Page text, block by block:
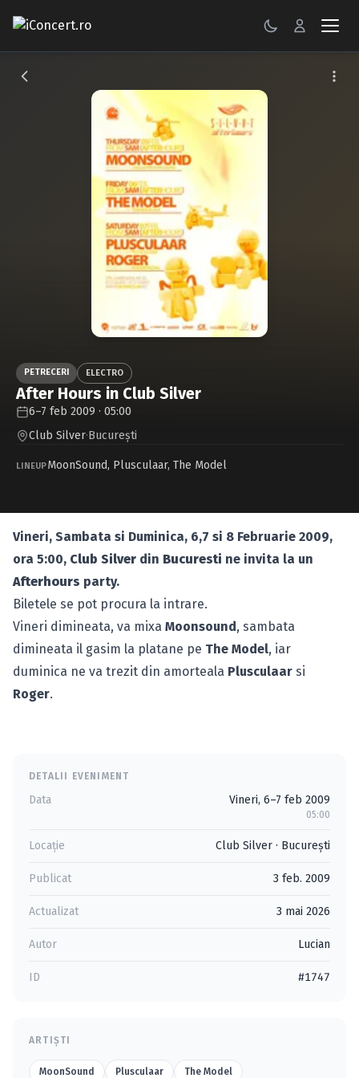
CONCERTE
Caută în site...
PETRECERI ELECTRO
After Hours in Club Silver
6–7 feb 2009 · 05:00
Club Silver·Bucureşti
LINEUPMoonSound, Plusculaar, The Model
Vineri, Sambata si Duminica, 6,7 si 8 Februarie 2009,
ora 5:00, Club Silver din Bucuresti ne invita la un
Afterhours party.
Biletele se pot procura la intrare.
Vineri dimineata, va mixa Moonsound, sambata
dimineata il gasim la platane pe The Model, iar
duminica ne va trezit din amorteala Plusculaar si
Roger.
DETALII EVENIMENT
Data Vineri, 6–7 feb 2009
05:00
Locație Club Silver · Bucureşti
Publicat 3 feb. 2009
Actualizat 3 mai 2026
Autor Lucian
ID #1747
ARTIȘTI
MoonSound Plusculaar The Model